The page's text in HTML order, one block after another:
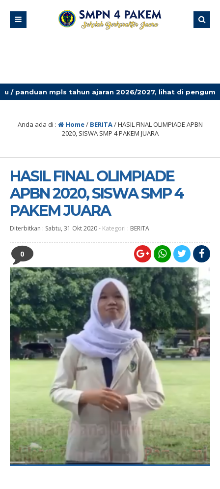
tahun ajaran 2026/2027, lihat di pengumuman terbaru!
Anda ada di : Home/ BERITA/HASIL FINAL OLIMPIADE APBN
2020, SISWA SMP 4 PAKEM JUARA
HASIL FINAL OLIMPIADE
APBN 2020, SISWA SMP 4
PAKEM JUARA
Diterbitkan : Sabtu, 31 Okt 2020- Kategori : BERITA
0